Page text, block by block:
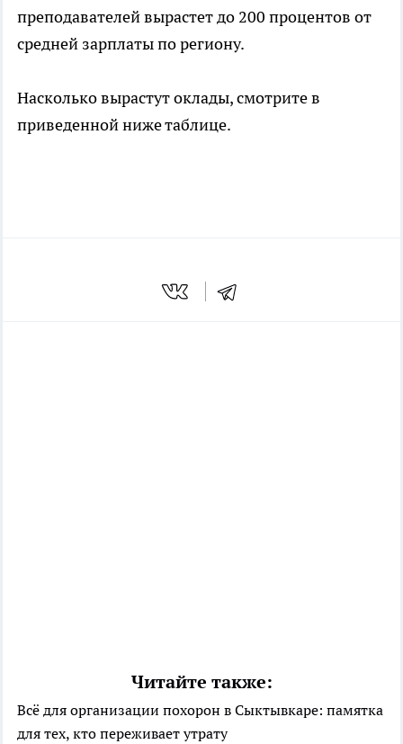
преподавателей вырастет до 200 процентов от
средней зарплаты по региону.
Насколько вырастут оклады, смотрите в
приведенной ниже таблице.
Читайте также:
Всё для организации похорон в Сыктывкаре: памятка
для тех, кто переживает утрату